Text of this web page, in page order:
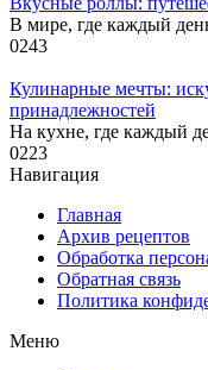
В мире, где каждый
0243
Кулинарные мечты:
принадлежностей
На кухне, где каждый
0223
Навигация
Главная
Архив рецептов
Обработка
Обратная связь
Политика
Меню